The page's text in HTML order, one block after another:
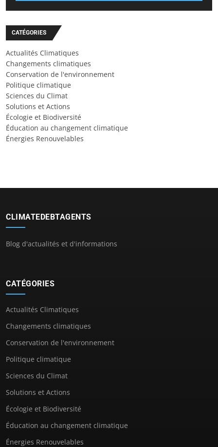
CATÉGORIES
Actualités Climatiques
Changements climatiques
Conservation de l'environnement
Politique climatique
Sciences du Climat
Solutions et Actions
Écologie et Biodiversité
Éducation au changement climatique
Énergies Renouvelables
CLIMATEDEBTAGENTS
Blog d'actualités et d'informations
CATÉGORIES
Actualités Climatiques
Changements climatiques
Conservation de l'environnement
Politique climatique
Sciences du Climat
Solutions et Actions
Écologie et Biodiversité
Éducation au changement climatique
Énergies Renouvelables